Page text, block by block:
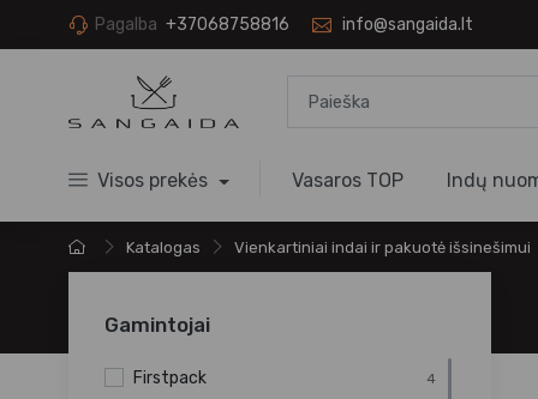
Pagalba +37068758816 info@sangaida.lt
Visos prekės Vasaros TOP Indų
Katalogas Vienkartiniai indai ir pakuotė išsinešimui
Gamintojai
Firstpack 4